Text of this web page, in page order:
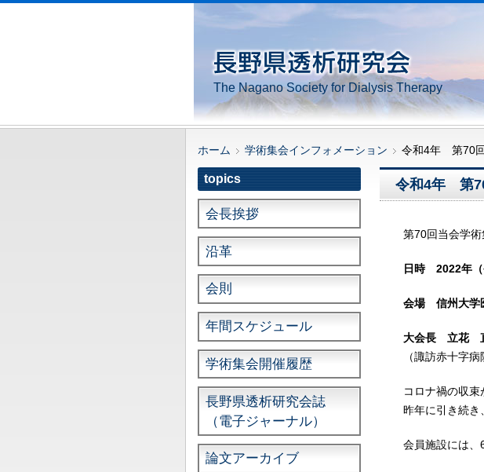
The Nagano Society for Dialysis Therapy
ホーム 学術集会インフォメーション 令和4年 第70回
令和4年 第
第70回当会学術
日時 2022年（
会場 信州大学
大会長 立花
（諏訪赤十字
コロナ禍の収束
昨年に引き続き
会員施設には、
topics
会長挨拶
沿革
会則
年間スケジュール
学術集会開催履歴
長野県透析研究会誌
（電子ジャーナル）
論文アーカイブ